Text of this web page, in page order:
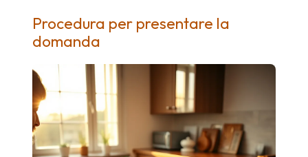
Procedura per presentare la
domanda